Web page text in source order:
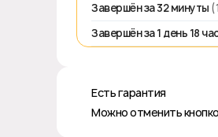
Завершён за 32 минуты
Завершён за 1 день 18
♻️ Есть гарантия
❎ Можно отменить